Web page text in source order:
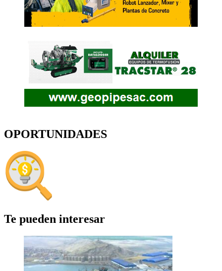
OPORTUNIDADES
Te pueden interesar